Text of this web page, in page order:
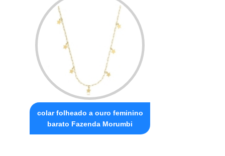
colar folheado a ouro feminino
barato Fazenda Morumbi